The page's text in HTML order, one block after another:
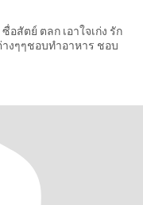
สัตย์ ตลก เอาใจเก่ง รัก
งๆๆชอบทำอาหาร ชอบ